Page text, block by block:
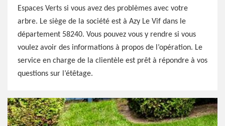
Espaces Verts si vous avez des problèmes avec votre
arbre. Le siège de la société est à Azy Le Vif dans le
département 58240. Vous pouvez vous y rendre si vous
voulez avoir des informations à propos de l’opération. Le
service en charge de la clientèle est prêt à répondre à vos
questions sur l’étêtage.